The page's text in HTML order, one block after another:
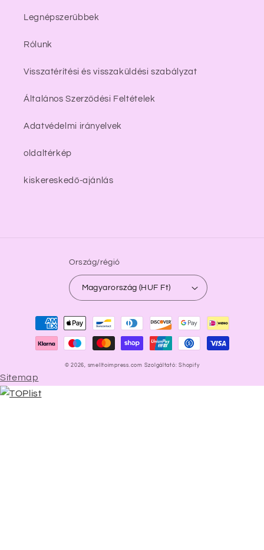
Legnépszerűbbek
Rólunk
Visszatérítési és visszaküldési szabályzat
Általános Szerződési Feltételek
Adatvédelmi irányelvek
oldaltérkép
kiskereskedő-ajánlás
Ország/régió
Magyarország (HUF Ft)
Fizetési
módok
© 2026, smelltoimpress.com Szolgáltató: Shopify
Sitemap